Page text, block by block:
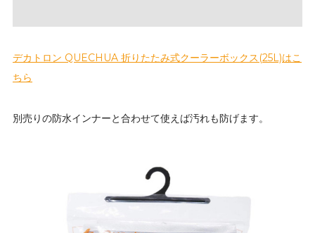
デカトロン QUECHUA 折りたたみ式クーラーボックス(25L)はこ
ちら
別売りの防水インナーと合わせて使えば汚れも防げます。